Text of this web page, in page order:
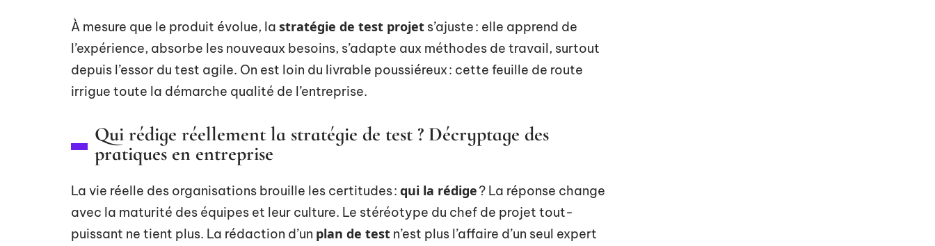
À mesure que le produit évolue, la stratégie de test projet s’ajuste : elle apprend de
l’expérience, absorbe les nouveaux besoins, s’adapte aux méthodes de travail, surtout
depuis l’essor du test agile. On est loin du livrable poussiéreux : cette feuille de route
irrigue toute la démarche qualité de l’entreprise.
Qui rédige réellement la stratégie de test ? Décryptage des
pratiques en entreprise
La vie réelle des organisations brouille les certitudes : qui la rédige? La réponse change
avec la maturité des équipes et leur culture. Le stéréotype du chef de projet tout-
puissant ne tient plus. La rédaction d’un plan de test n’est plus l’affaire d’un seul expert